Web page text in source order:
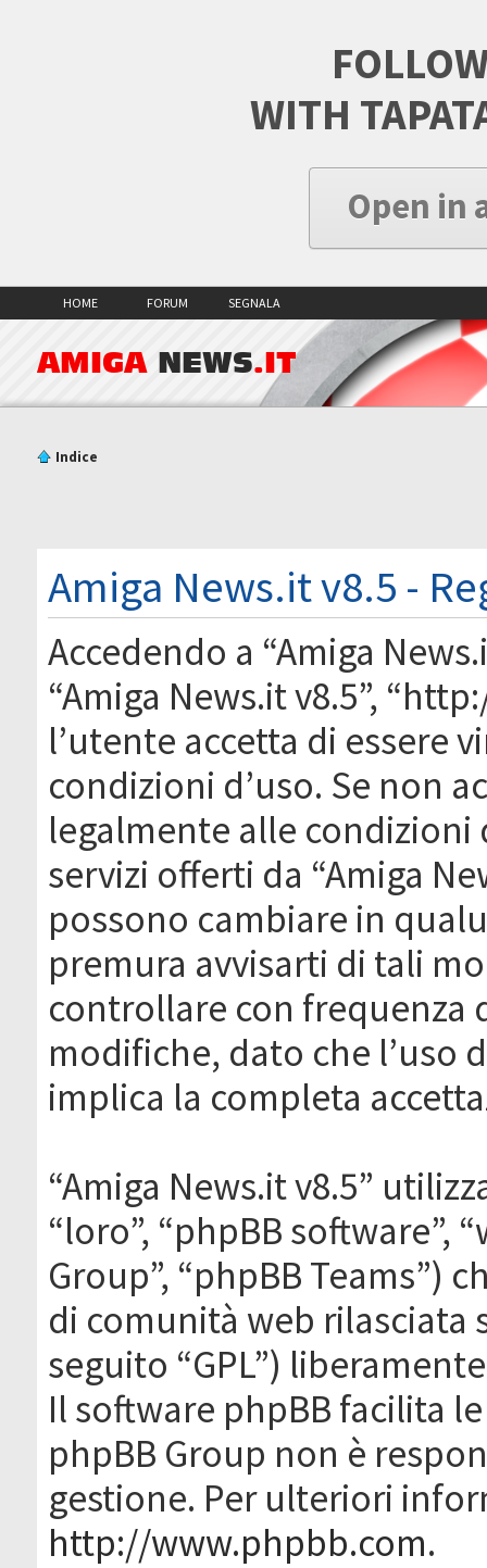
WITH
Open in
HOME FORUM SEGNALA
AMIGA NEWS.IT
Indice
Amiga News.it v8.5 -
Accedendo a “Amiga
“Amiga News.it v8.5”,
l’utente accetta di essere
condizioni d’uso. Se non
legalmente alle condizioni
servizi offerti da “Amiga
possono cambiare in
premura avvisarti di tali
controllare con frequenza
modifiche, dato che l’uso
implica la completa
“Amiga News.it v8.5”
“loro”, “phpBB software”,
Group”, “phpBB Teams”)
di comunità web rilasciata
seguito “GPL”)
Il software phpBB facilita
phpBB Group non è
gestione. Per ulteriori
http://www.phpbb.com.